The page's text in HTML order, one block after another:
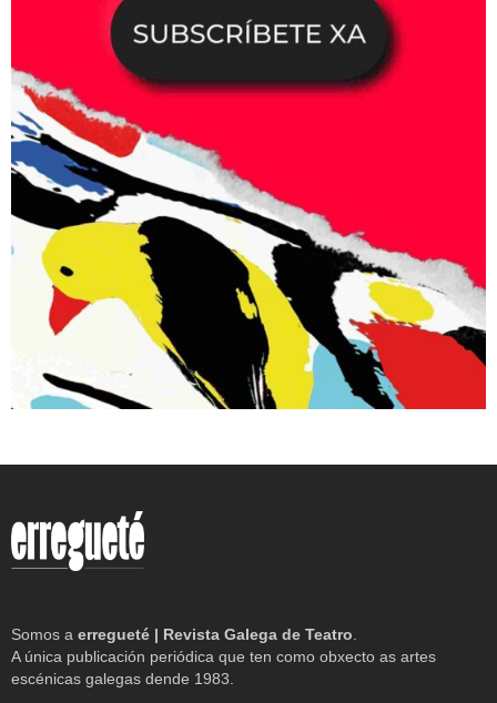
Somos a erregueté | Revista Galega de Teatro
A única publicación periódica que ten como obxecto as artes
escénicas galegas dende 1983.